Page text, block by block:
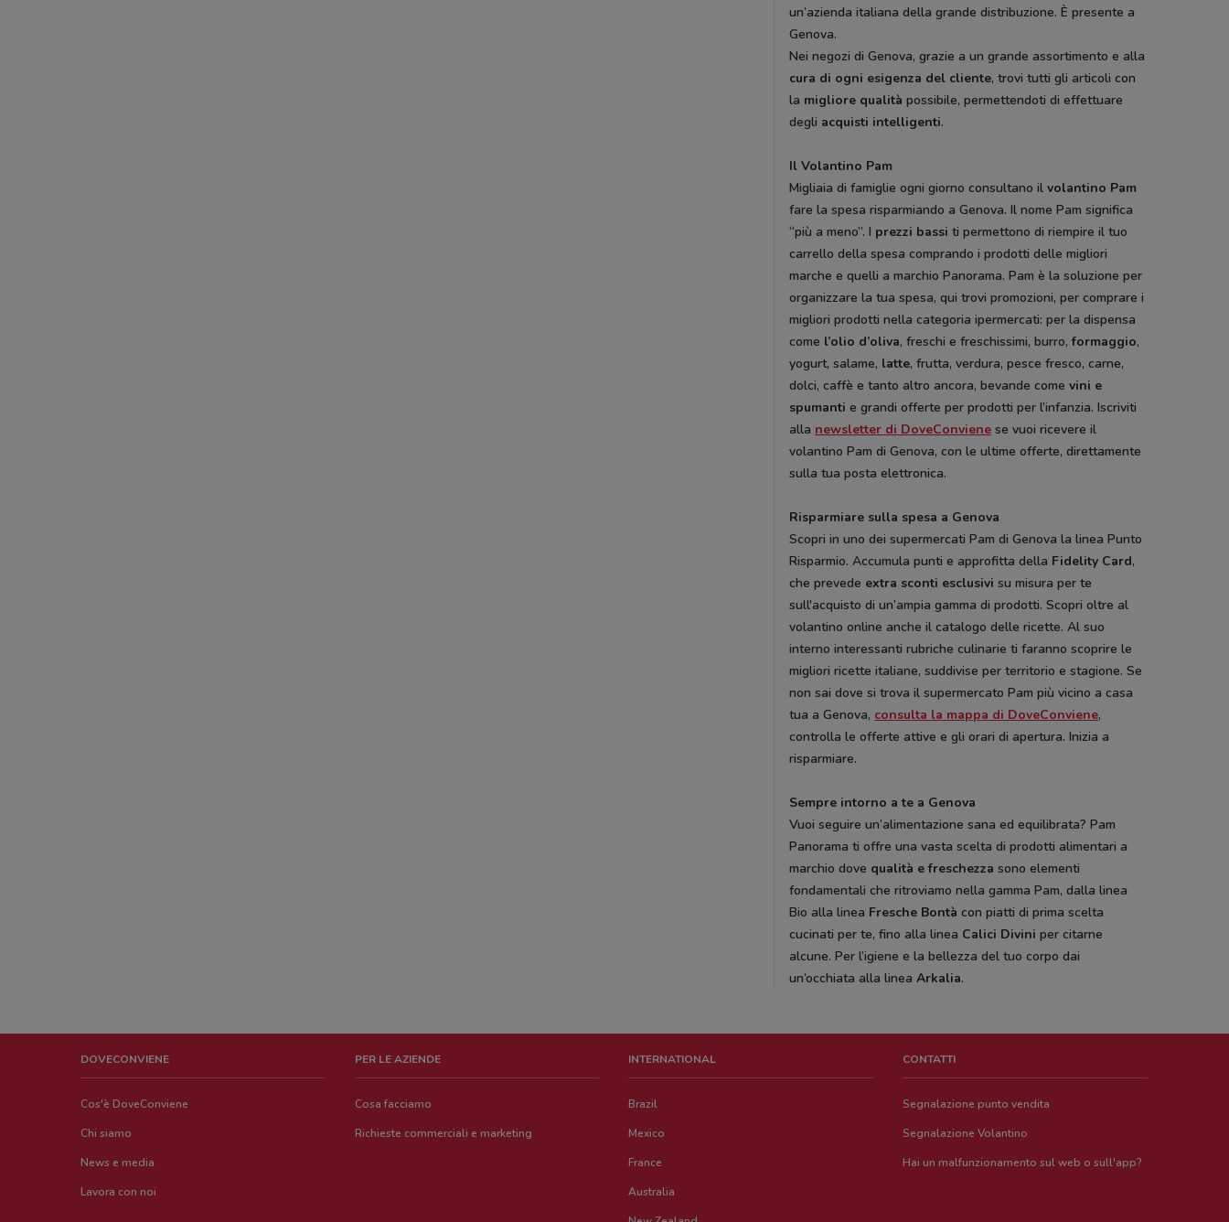
un’azienda italiana della grande distribuzione. È presente a
Genova.
Nei negozi di Genova, grazie a un grande assortimento e alla
cura di ogni esigenza del cliente, trovi tutti gli articoli con
la migliore qualità possibile, permettendoti di effettuare
degli acquisti intelligenti.
Il Volantino Pam
Migliaia di famiglie ogni giorno consultano ilvolantino Pam
fare la spesa risparmiando a Genova. Il nome Pam significa
“più a meno”. I prezzi bassi ti permettono di riempire il tuo
carrello della spesa comprando i prodotti delle migliori
marche e quelli a marchio Panorama. Pam è la soluzione per
organizzare la tua spesa, qui trovi promozioni, per comprare i
migliori prodotti nella categoria ipermercati: per la dispensa
come l’olio d’oliva, freschi e freschissimi, burro,formaggio,
yogurt, salame, latte, frutta, verdura, pesce fresco, carne,
dolci, caffè e tanto altro ancora, bevande comevini e
spumanti e grandi offerte per prodotti per l’infanzia. Iscriviti
alla newsletter di DoveConviene se vuoi ricevere il
volantino Pam di Genova, con le ultime offerte, direttamente
sulla tua posta elettronica.
Risparmiare sulla spesa a Genova
Scopri in uno dei supermercati Pam di Genova la linea Punto
Risparmio. Accumula punti e approfitta della Fidelity Card,
che prevede extra sconti esclusivisu misura per te
sull'acquisto di un’ampia gamma di prodotti. Scopri oltre al
volantino online anche il catalogo delle ricette. Al suo
interno interessanti rubriche culinarie ti faranno scoprire le
migliori ricette italiane, suddivise per territorio e stagione. Se
non sai dove si trova il supermercato Pam più vicino a casa
tua a Genova, consulta la mappa di DoveConviene,
controlla le offerte attive e gli orari di apertura. Inizia a
risparmiare.
Sempre intorno a te a Genova
Vuoi seguire un’alimentazione sana ed equilibrata? Pam
Panorama ti offre una vasta scelta di prodotti alimentari a
marchio dove qualità e freschezza sono elementi
fondamentali che ritroviamo nella gamma Pam, dalla linea
Bio alla linea Fresche Bontà con piatti di prima scelta
cucinati per te, fino alla linea Calici Divini per citarne
alcune. Per l’igiene e la bellezza del tuo corpo dai
un’occhiata alla lineaArkalia.
DOVECONVIENE
Cos'è DoveConviene
Chi siamo
News e media
Lavora con noi
PER LE AZIENDE
Cosa facciamo
Richieste commerciali e marketing
INTERNATIONAL
Brazil
Mexico
France
Australia
CONTATTI
Segnalazione punto vendita
Segnalazione Volantino
Hai un malfunzionamento sul web o sull'app?